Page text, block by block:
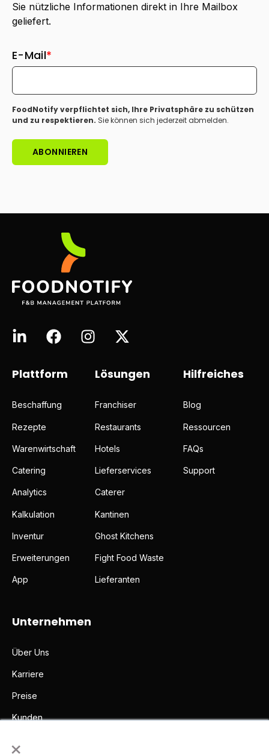
×
Sie nützliche Informationen direkt in Ihre Mailbox
geliefert.
E-Mail*
FoodNotify verpflichtet sich, Ihre Privatsphäre zu schützen
und zu respektieren. Sie können sich jederzeit abmelden.
Plattform
Beschaffung
Rezepte
Warenwirtschaft
Catering
Analytics
Kalkulation
Inventur
Erweiterungen
App
Lösungen
Franchiser
Restaurants
Hotels
Lieferservices
Caterer
Kantinen
Ghost Kitchens
Fight Food Waste
Lieferanten
Hilfreiches
Blog
Ressourcen
FAQs
Support
Unternehmen
Über Uns
Karriere
Preise
Kunden